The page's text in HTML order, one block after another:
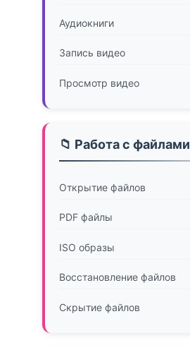
Аудиокниги
Запись видео
Просмотр видео
📁 Работа с файлами
Открытие файлов
PDF файлы
ISO образы
Восстановление файлов
Скрытие файлов